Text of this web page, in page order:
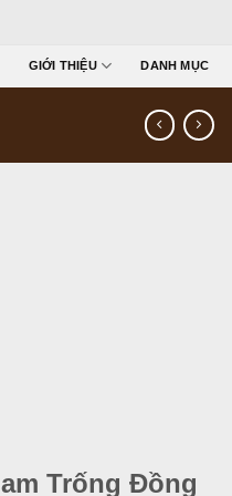
GIỚI THIỆU DANH MỤC
Trống Đồng